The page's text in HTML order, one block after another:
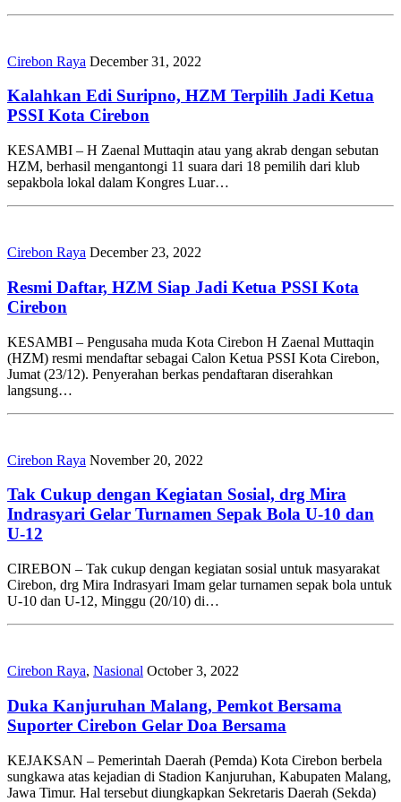
Cirebon Raya December 31, 2022
Kalahkan Edi Suripno, HZM Terpilih Jadi Ketua
PSSI Kota Cirebon
KESAMBI – H Zaenal Muttaqin atau yang akrab dengan sebutan
HZM, berhasil mengantongi 11 suara dari 18 pemilih dari klub
sepakbola lokal dalam Kongres Luar…
Cirebon Raya December 23, 2022
Resmi Daftar, HZM Siap Jadi Ketua PSSI Kota
Cirebon
KESAMBI – Pengusaha muda Kota Cirebon H Zaenal Muttaqin
(HZM) resmi mendaftar sebagai Calon Ketua PSSI Kota Cirebon,
Jumat (23/12). Penyerahan berkas pendaftaran diserahkan
langsung…
Cirebon Raya November 20, 2022
Tak Cukup dengan Kegiatan Sosial, drg Mira
Indrasyari Gelar Turnamen Sepak Bola U-10 dan
U-12
CIREBON – Tak cukup dengan kegiatan sosial untuk masyarakat
Cirebon, drg Mira Indrasyari Imam gelar turnamen sepak bola untuk
U-10 dan U-12, Minggu (20/10) di…
Cirebon Raya, Nasional October 3, 2022
Duka Kanjuruhan Malang, Pemkot Bersama
Suporter Cirebon Gelar Doa Bersama
KEJAKSAN – Pemerintah Daerah (Pemda) Kota Cirebon berbela
sungkawa atas kejadian di Stadion Kanjuruhan, Kabupaten Malang,
Jawa Timur. Hal tersebut diungkapkan Sekretaris Daerah (Sekda)